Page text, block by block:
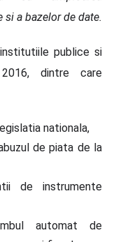
a bazelor de date.
publice si
dintre care
nationala,
de piata de la
de instrumente
automat de